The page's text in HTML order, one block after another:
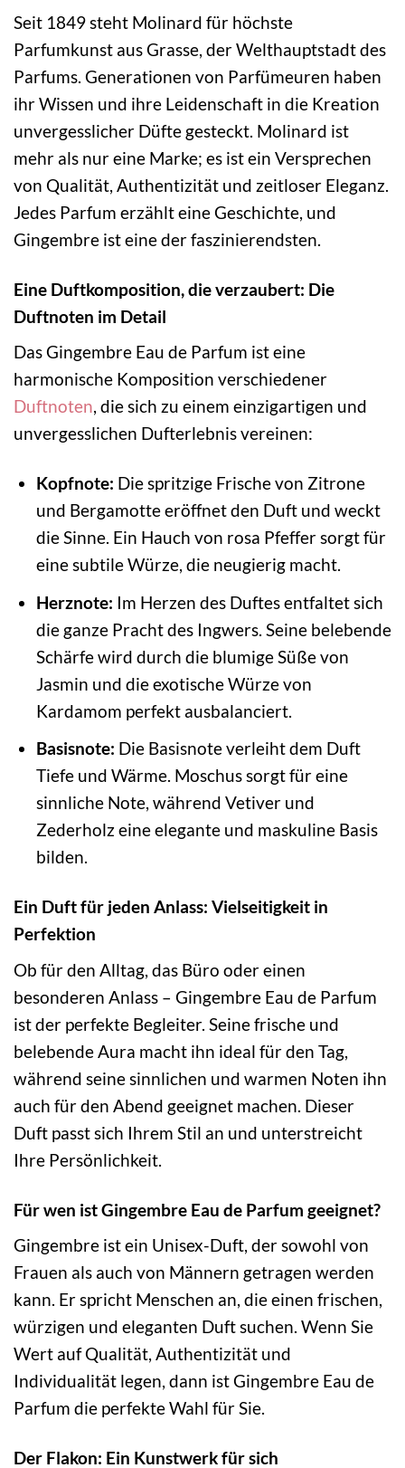
Seit 1849 steht Molinard für höchste
Parfumkunst aus Grasse, der Welthauptstadt des
Parfums. Generationen von Parfümeuren haben
ihr Wissen und ihre Leidenschaft in die Kreation
unvergesslicher Düfte gesteckt. Molinard ist
mehr als nur eine Marke; es ist ein Versprechen
von Qualität, Authentizität und zeitloser Eleganz.
Jedes Parfum erzählt eine Geschichte, und
Gingembre ist eine der faszinierendsten.
Eine Duftkomposition, die verzaubert: Die
Duftnoten im Detail
Das Gingembre Eau de Parfum ist eine
harmonische Komposition verschiedener
Duftnoten, die sich zu einem einzigartigen und
unvergesslichen Dufterlebnis vereinen:
Kopfnote: Die spritzige Frische von Zitrone
und Bergamotte eröffnet den Duft und weckt
die Sinne. Ein Hauch von rosa Pfeffer sorgt für
eine subtile Würze, die neugierig macht.
Herznote: Im Herzen des Duftes entfaltet sich
die ganze Pracht des Ingwers. Seine belebende
Schärfe wird durch die blumige Süße von
Jasmin und die exotische Würze von
Kardamom perfekt ausbalanciert.
Basisnote: Die Basisnote verleiht dem Duft
Tiefe und Wärme. Moschus sorgt für eine
sinnliche Note, während Vetiver und
Zederholz eine elegante und maskuline Basis
bilden.
Ein Duft für jeden Anlass: Vielseitigkeit in
Perfektion
Ob für den Alltag, das Büro oder einen
besonderen Anlass – Gingembre Eau de Parfum
ist der perfekte Begleiter. Seine frische und
belebende Aura macht ihn ideal für den Tag,
während seine sinnlichen und warmen Noten ihn
auch für den Abend geeignet machen. Dieser
Duft passt sich Ihrem Stil an und unterstreicht
Ihre Persönlichkeit.
Für wen ist Gingembre Eau de Parfum geeignet?
Gingembre ist ein Unisex-Duft, der sowohl von
Frauen als auch von Männern getragen werden
kann. Er spricht Menschen an, die einen frischen,
würzigen und eleganten Duft suchen. Wenn Sie
Wert auf Qualität, Authentizität und
Individualität legen, dann ist Gingembre Eau de
Parfum die perfekte Wahl für Sie.
Der Flakon: Ein Kunstwerk für sich